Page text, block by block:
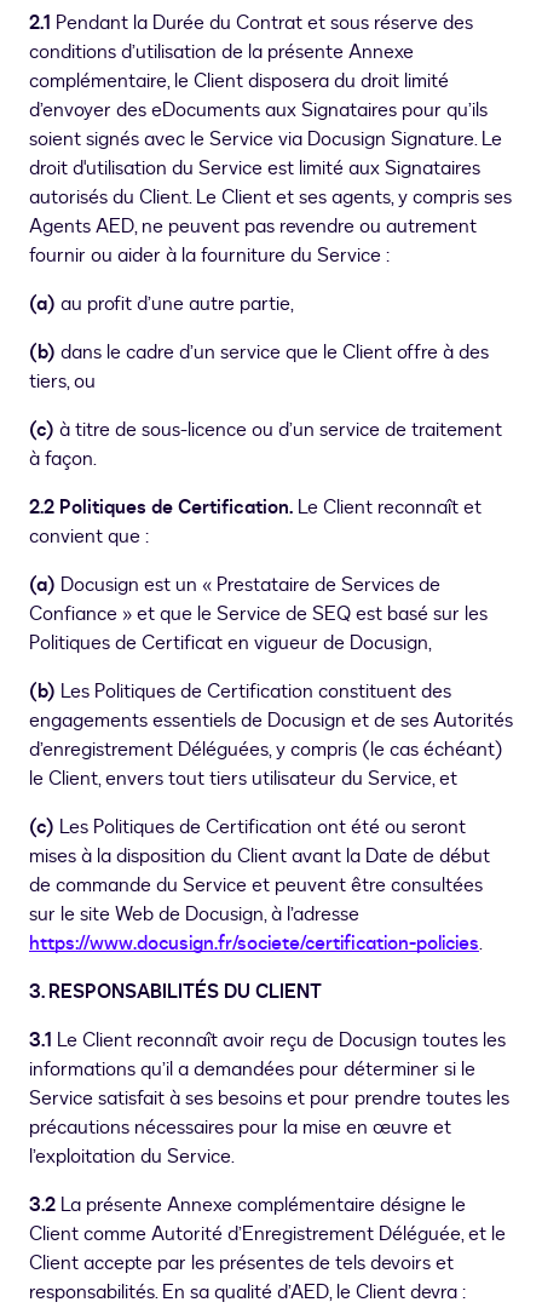
2.1 Pendant la Durée du Contrat et sous réserve des
conditions d’utilisation de la présente Annexe
complémentaire, le Client disposera du droit limité
d’envoyer des eDocuments aux Signataires pour qu’ils
soient signés avec le Service via Docusign Signature. Le
droit d'utilisation du Service est limité aux Signataires
autorisés du Client. Le Client et ses agents, y compris ses
Agents AED, ne peuvent pas revendre ou autrement
fournir ou aider à la fourniture du Service :
(a) au profit d’une autre partie,
(b) dans le cadre d’un service que le Client offre à des
tiers, ou
(c) à titre de sous-licence ou d’un service de traitement
à façon.
2.2 Politiques de Certification. Le Client reconnaît et
convient que :
(a) Docusign est un « Prestataire de Services de
Confiance » et que le Service de SEQ est basé sur les
Politiques de Certificat en vigueur de Docusign,
(b) Les Politiques de Certification constituent des
engagements essentiels de Docusign et de ses Autorités
d’enregistrement Déléguées, y compris (le cas échéant)
le Client, envers tout tiers utilisateur du Service, et
(c) Les Politiques de Certification ont été ou seront
mises à la disposition du Client avant la Date de début
de commande du Service et peuvent être consultées
sur le site Web de Docusign, à l’adresse
https://www.docusign.fr/societe/certification-policies.
3. RESPONSABILITÉS DU CLIENT
3.1 Le Client reconnaît avoir reçu de Docusign toutes les
informations qu’il a demandées pour déterminer si le
Service satisfait à ses besoins et pour prendre toutes les
précautions nécessaires pour la mise en œuvre et
l’exploitation du Service.
3.2 La présente Annexe complémentaire désigne le
Client comme Autorité d’Enregistrement Déléguée, et le
Client accepte par les présentes de tels devoirs et
responsabilités. En sa qualité d’AED, le Client devra :